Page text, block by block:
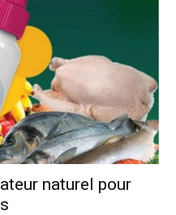
naturel pour